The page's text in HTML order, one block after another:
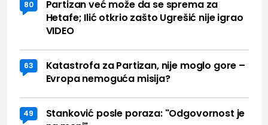
80
Partizan već može da se sprema za
Hetafe; Ilić otkrio zašto Ugrešić nije igrao
VIDEO
63
Katastrofa za Partizan, nije moglo gore –
Evropa nemoguća misija?
49
Stanković posle poraza: "Odgovornost je